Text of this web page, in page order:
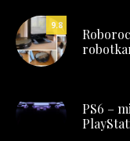
9.8
PS6 –